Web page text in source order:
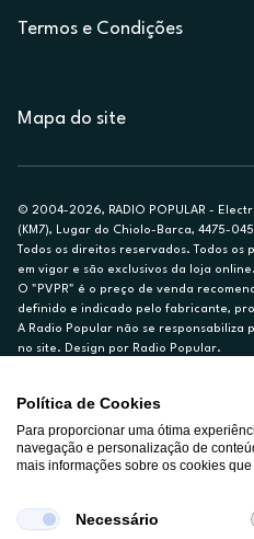
Termos e Condições
Mapa do site
© 2004-2026, RADIO POPULAR -
(KM7), Lugar do Chiolo-Barca, 4475-
Todos os direitos reservados. Todos os
em vigor e são exclusivos da loja online.
O "PVPR" é o preço de venda
definido e indicado pelo fabricante,
A Radio Popular não se responsabiliza
no site. Design por Radio Popular.
Ex. para limite de crédito de €1.500,
14,79%.
Crédito sujeito a aprovação pelo
Finance, S.A., Sucursal em Portugal.
A Rádio Popular – Eletrodomésticos
intermediário de crédito a título
Política de Cookies
Para proporcionar uma ótima
navegação e personalização de
mais informações sobre os cookies
Necessário